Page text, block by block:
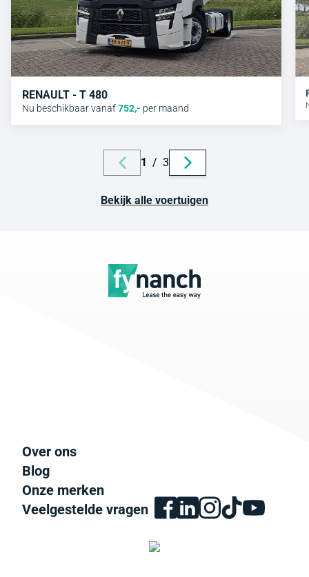
RENAULT - T 480
Nu beschikbaar vanaf752,- per maand
1 / 3
Bekijk alle voertuigen
Over ons
Blog
Onze merken
Veelgestelde vragen